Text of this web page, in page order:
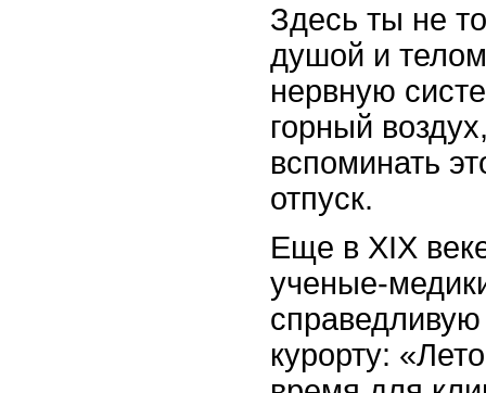
Здесь ты не
душой и
нервную
горный
вспоминать
отпуск.
Еще в XIX
ученые-
курорту: